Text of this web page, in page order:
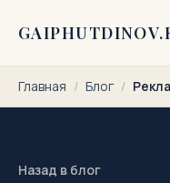
Главная / Блог /
Назад в блог